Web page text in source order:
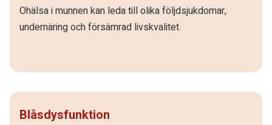
Ohälsa i munnen kan leda till olika följdsjukdomar,
undernäring och försämrad livskvalitet.
Blåsdysfunktion